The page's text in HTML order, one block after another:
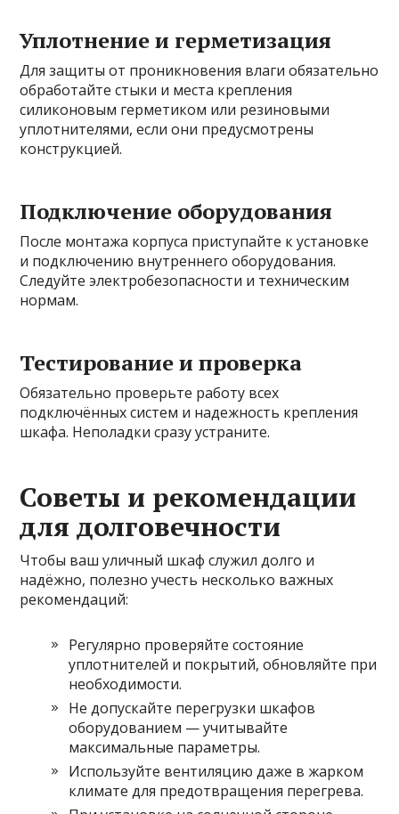
Уплотнение и герметизация
Для защиты от проникновения влаги обязательно
обработайте стыки и места крепления
силиконовым герметиком или резиновыми
уплотнителями, если они предусмотрены
конструкцией.
Подключение оборудования
После монтажа корпуса приступайте к установке
и подключению внутреннего оборудования.
Следуйте электробезопасности и техническим
нормам.
Тестирование и проверка
Обязательно проверьте работу всех
подключённых систем и надежность крепления
шкафа. Неполадки сразу устраните.
Советы и рекомендации
для долговечности
Чтобы ваш уличный шкаф служил долго и
надёжно, полезно учесть несколько важных
рекомендаций:
Регулярно проверяйте состояние
уплотнителей и покрытий, обновляйте при
необходимости.
Не допускайте перегрузки шкафов
оборудованием — учитывайте
максимальные параметры.
Используйте вентиляцию даже в жарком
климате для предотвращения перегрева.